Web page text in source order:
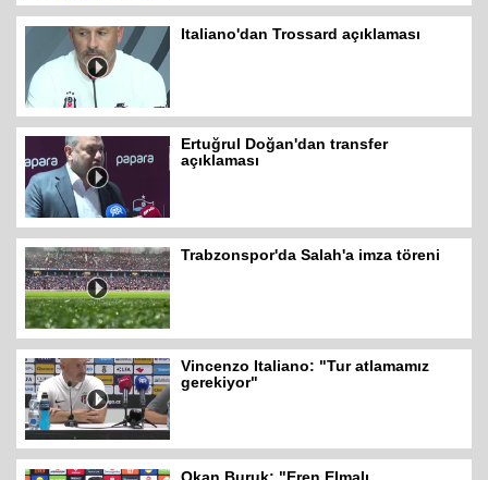
Italiano'dan Trossard açıklaması
Ertuğrul Doğan'dan transfer
açıklaması
Trabzonspor'da Salah'a imza töreni
Vincenzo Italiano: "Tur atlamamız
gerekiyor"
Okan Buruk: "Eren Elmalı